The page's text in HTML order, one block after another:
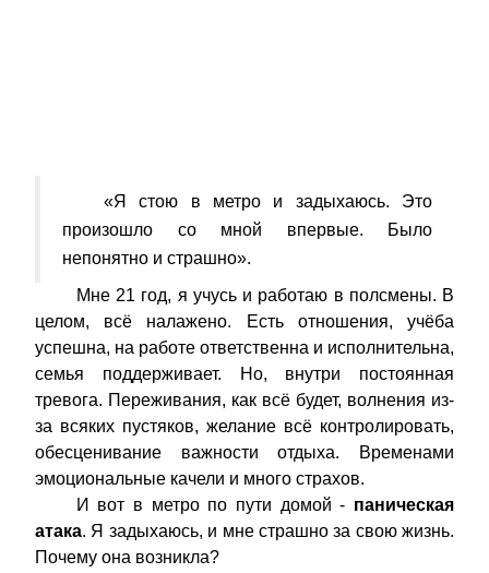
«Я стою в метро и задыхаюсь. Это
произошло со мной впервые. Было
непонятно и страшно».
Мне 21 год, я учусь и работаю в полсмены. В
целом, всё налажено. Есть отношения, учёба
успешна, на работе ответственна и исполнительна,
семья поддерживает. Но, внутри постоянная
тревога. Переживания, как всё будет, волнения из-
за всяких пустяков, желание всё контролировать,
обесценивание важности отдыха. Временами
эмоциональные качели и много страхов.
И вот в метро по пути домой - паническая
атака. Я задыхаюсь, и мне страшно за свою жизнь.
Почему она возникла?